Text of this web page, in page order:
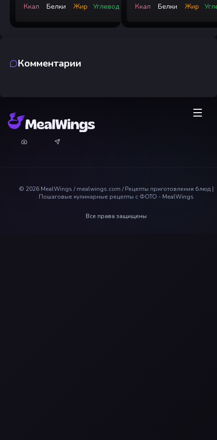
Ккал Белки Жир Углевод Ккал Белки Жир
Комментарии
© 2026 MealWings / mealwings.com /Рецепты приготовления блюд |
Пошаговые кулинарные рецепты с ФОТО - MealWings
Все права защищены